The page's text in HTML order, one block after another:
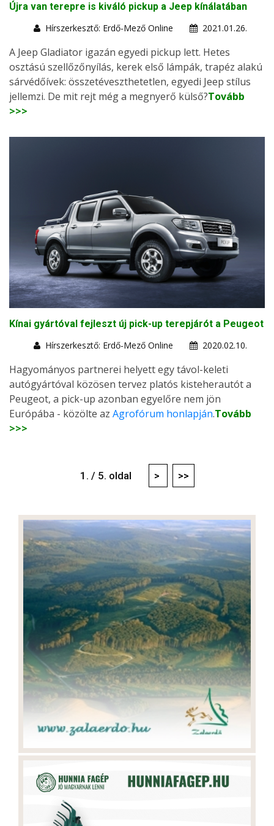
Újra van terepre is kiváló pickup a Jeep kínálatában
Hírszerkesztő: Erdő-Mező Online
2021.01.26.
A Jeep Gladiator igazán egyedi pickup lett. Hetes
osztású szellőzőnyílás, kerek első lámpák, trapéz alakú
sárvédőívek: összetéveszthetetlen, egyedi Jeep stílus
jellemzi. De mit rejt még a megnyerő külső?Tovább
>>>
Kínai gyártóval fejleszt új pick-up terepjárót a Peugeot
Hírszerkesztő: Erdő-Mező Online
2020.02.10.
Hagyományos partnerei helyett egy távol-keleti
autógyártóval közösen tervez platós kisteherautót a
Peugeot, a pick-up azonban egyelőre nem jön
Európába - közölte az Agrofórum honlapján.Tovább
>>>
1. / 5. oldal > >>